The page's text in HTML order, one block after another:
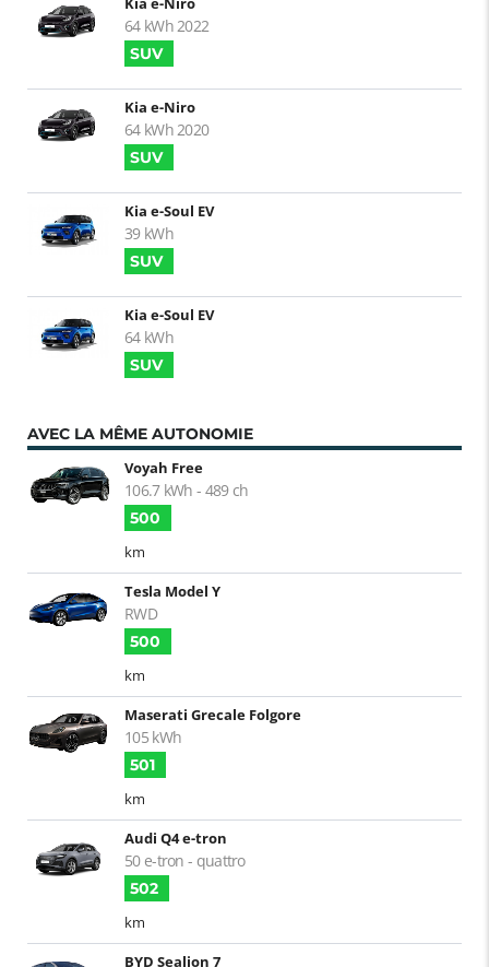
64 kWh 2022
SUV
Kia e-Niro
64 kWh 2020
SUV
Kia e-Soul EV
39 kWh
SUV
Kia e-Soul EV
64 kWh
SUV
AVEC LA MÊME AUTONOMIE
Voyah Free
106.7 kWh - 489 ch
500
km
Tesla Model Y
RWD
500
km
Maserati Grecale Folgore
105 kWh
501
km
Audi Q4 e-tron
50 e-tron - quattro
502
km
BYD Sealion 7